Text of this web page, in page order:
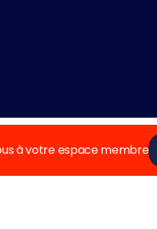
à votre espace membre